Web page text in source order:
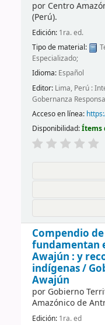
por Centro
(Perú).
Edición: 1ra. ed.
Tipo de material:
Especializado;
Idioma: Español
Editor: Lima, Perú :
Gobernanza
Acceso en línea:
Disponibilidad:Ítems
Compendio
fundamentan
Awajún : y
indígenas /
Awajún
por Gobierno
Amazónico de
Edición: 1ra. ed